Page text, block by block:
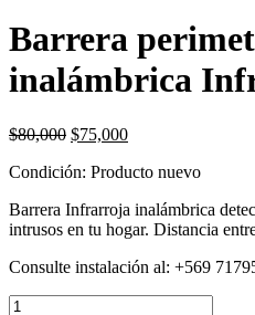
Barrera
inalámbrica
$80,000 El
original
$80,000.
$75,000El
actual
$75,000.
Condición: Producto nuevo
Barrera Infrarroja inalámbrica
intrusos en tu hogar. Distancia
Consulte instalación al: +569
Barrera